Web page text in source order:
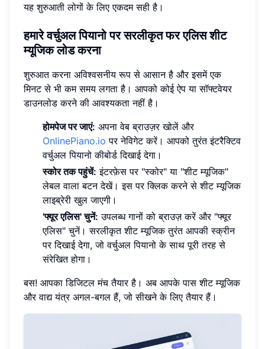
यह शुरुआती लोगों के लिए एकदम सही है।
हमारे वर्चुअल पियानो पर सरलीकृत फर एलिस शीट
म्यूजिक लोड करना
शुरुआत करना अविश्वसनीय रूप से आसान है और इसमें एक
मिनट से भी कम समय लगता है। आपको कोई ऐप या सॉफ्टवेयर
डाउनलोड करने की आवश्यकता नहीं है।
होमपेज पर जाएं: अपना वेब ब्राउज़र खोलें और
OnlinePiano.io पर नेविगेट करें। आपको तुरंत इंटरैक्टिव
वर्चुअल पियानो कीबोर्ड दिखाई देगा।
स्कोर तक पहुंचें: इंटरफ़ेस पर "स्कोर" या "शीट म्यूजिक"
लेबल वाला बटन देखें। इस पर क्लिक करने से शीट म्यूजिक
लाइब्रेरी खुल जाएगी।
'फ्यूर एलिस' चुनें: उपलब्ध गानों को ब्राउज़ करें और "फ्यूर
एलिस" चुनें। सरलीकृत शीट म्यूजिक तुरंत आपकी स्क्रीन
पर दिखाई देगा, जो वर्चुअल पियानो के साथ पूरी तरह से
संरेखित होगा।
बस! आपका डिजिटल मंच तैयार है। अब आपके पास शीट म्यूजिक
और वाद्य यंत्र अगल-बगल हैं, जो सीखने के लिए तैयार हैं।